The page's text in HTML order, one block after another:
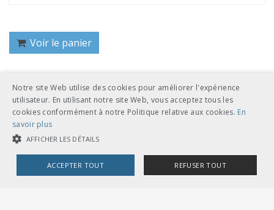
Voir le panier
Retour
UNION DES TRANSPORTS PUBLICS
Notre site Web utilise des cookies pour améliorer l'expérience
utilisateur. En utilisant notre site Web, vous acceptez tous les
cookies conformément à notre Politique relative aux cookies. En
savoir plus
AFFICHER LES DÉTAILS
ACCEPTER TOUT REFUSER TOUT